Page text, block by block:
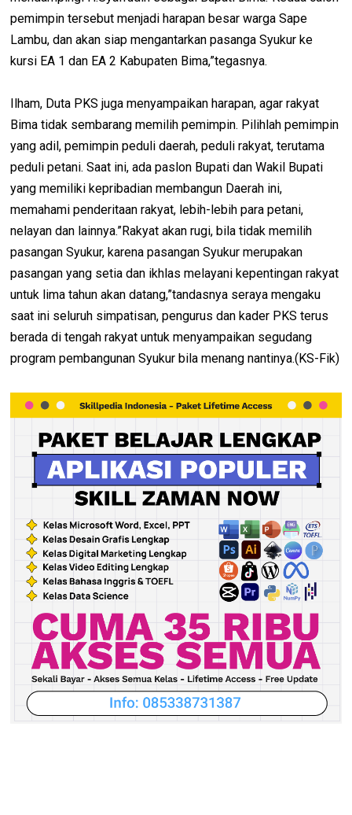
pemimpin tersebut menjadi harapan besar warga Sape
Lambu, dan akan siap mengantarkan pasanga Syukur ke
kursi EA 1 dan EA 2 Kabupaten Bima,”tegasnya.
Ilham, Duta PKS juga menyampaikan harapan, agar rakyat
Bima tidak sembarang memilih pemimpin. Pilihlah pemimpin
yang adil, pemimpin peduli daerah, peduli rakyat, terutama
peduli petani. Saat ini, ada paslon Bupati dan Wakil Bupati
yang memiliki kepribadian membangun Daerah ini,
memahami penderitaan rakyat, lebih-lebih para petani,
nelayan dan lainnya.”Rakyat akan rugi, bila tidak memilih
pasangan Syukur, karena pasangan Syukur merupakan
pasangan yang setia dan ikhlas melayani kepentingan rakyat
untuk lima tahun akan datang,”tandasnya seraya mengaku
saat ini seluruh simpatisan, pengurus dan kader PKS terus
berada di tengah rakyat untuk menyampaikan segudang
program pembangunan Syukur bila menang nantinya.(KS-Fik)